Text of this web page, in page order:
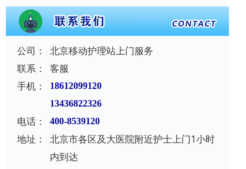
公司：
北京移动护理站上门服务
联系：
客服
手机：
18612099120
13436822326
电话： 400-8539120
地址：
北京市各区及大医院附近护士上门1小时
内到达